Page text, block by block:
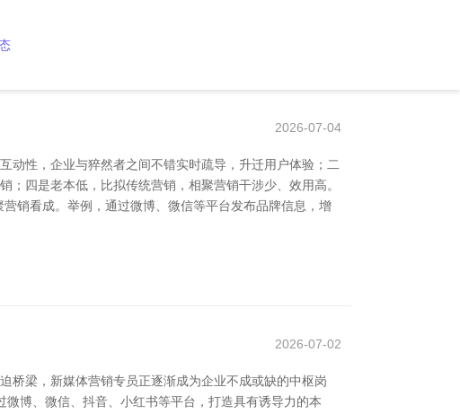
2026-07-04
动性，企业与猝然者之间不错实时疏导，升迁用户体验；二
四是老本低，比拟传统营销，相聚营销干涉少、效用高。
销看成。举例，通过微博、微信等平台发布品牌信息，增
2026-07-02
桥梁，新媒体营销专员正逐渐成为企业不成或缺的中枢岗
博、微信、抖音、小红书等平台，打造具有诱导力的本